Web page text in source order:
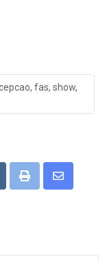
fas, show,
Print
Share